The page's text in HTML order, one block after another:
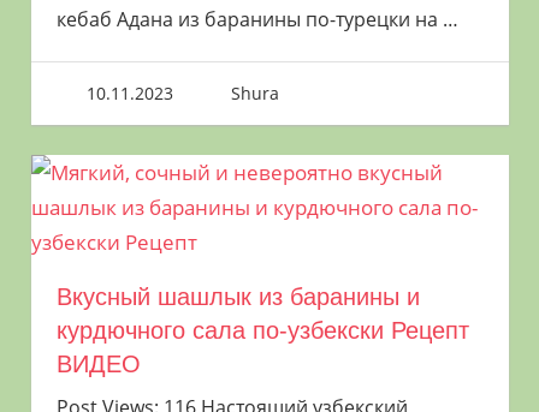
кебаб Адана из баранины по-турецки на …
10.11.2023 Shura
Вкусный шашлык из баранины и
курдючного сала по-узбекски Рецепт
ВИДЕО